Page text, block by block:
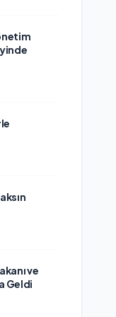
ve
Geldi